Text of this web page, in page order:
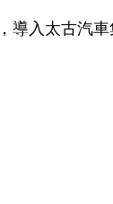
入太古汽